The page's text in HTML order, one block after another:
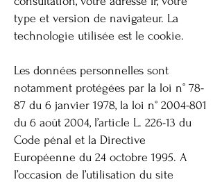
type et version de navigateur. La
technologie utilisée est le cookie.
Les données personnelles sont
notamment protégées par la loi n° 78-
87 du 6 janvier 1978, la loi n° 2004-801
du 6 août 2004, l’article L. 226-13 du
Code pénal et la Directive
Européenne du 24 octobre 1995. A
l’occasion de l’utilisation du site